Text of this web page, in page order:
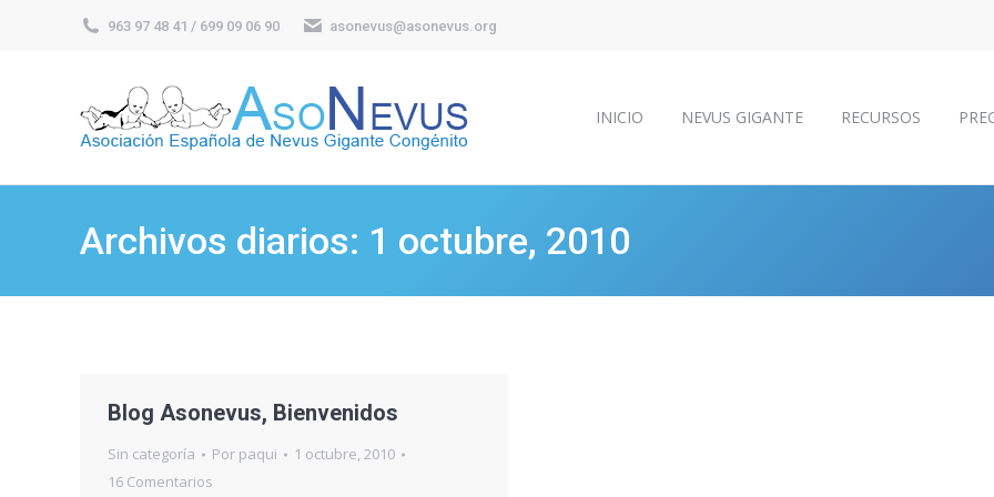
963 97 48 41 / 699 09 06 90 asonevus@asonevus.org
INICIO NEVUS GIGANTE RECURSOS
Archivos diarios: 1 octubre, 2010
Blog Asonevus, Bienvenidos
Sin categoría Por paqui
1 octubre, 2010
16 Comentarios